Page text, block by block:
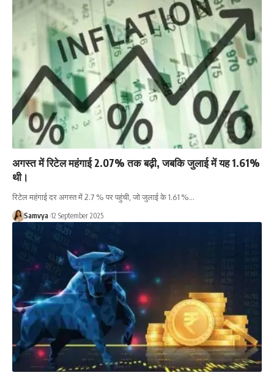
अगस्त में रिटेल महंगाई 2.07% तक बढ़ी, जबकि जुलाई में यह 1.61%
थी।
रिटेल महंगाई दर अगस्त में 2.7 % पर पहुंची, जो जुलाई के 1.61 %…
Samvya 12 September 2025